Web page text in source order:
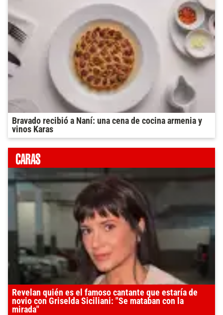
Bravado recibió a Naní: una cena de cocina armenia y
vinos Karas
Revelan quién es el famoso cantante que estaría de
novio con Griselda Siciliani: "Se mataban con la
mirada"